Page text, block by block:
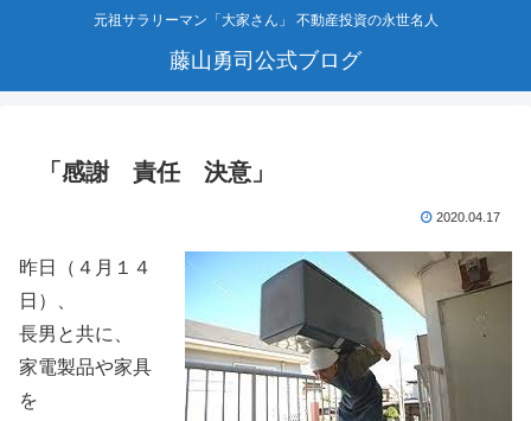
元祖サラリーマン「大家さん」 不動産投資の永世名人
藤山勇司公式ブログ
「感謝 責任 決意」
2020.04.17
昨日（４月１４
日）、
長男と共に、
家電製品や家具
を